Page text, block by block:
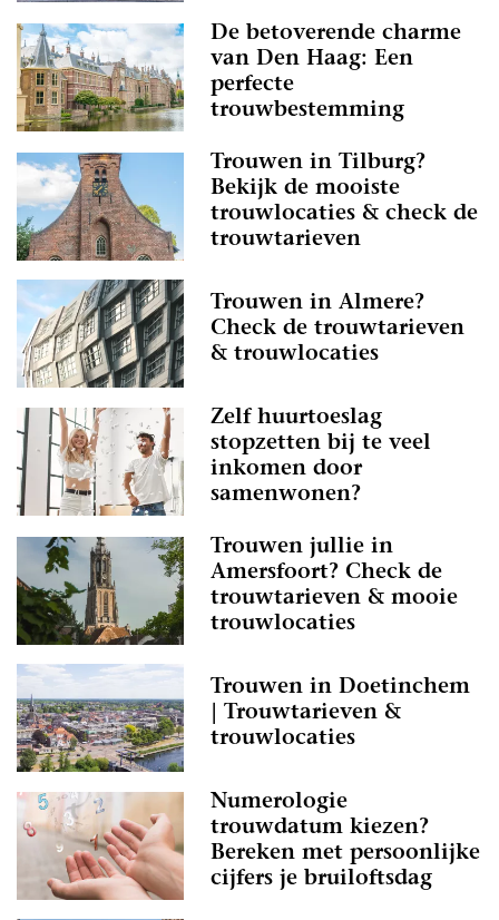
De betoverende charme
van Den Haag: Een
perfecte
trouwbestemming
Trouwen in Tilburg?
Bekijk de mooiste
trouwlocaties & check de
trouwtarieven
Trouwen in Almere?
Check de trouwtarieven
& trouwlocaties
Zelf huurtoeslag
stopzetten bij te veel
inkomen door
samenwonen?
Trouwen jullie in
Amersfoort? Check de
trouwtarieven & mooie
trouwlocaties
Trouwen in Doetinchem
| Trouwtarieven &
trouwlocaties
Numerologie
trouwdatum kiezen?
Bereken met persoonlijke
cijfers je bruiloftsdag